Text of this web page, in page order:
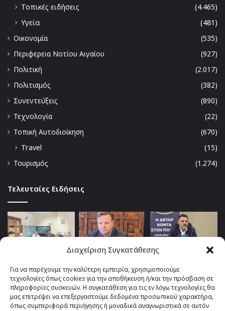
Διαχείριση Συγκατάθεσης
Για να παρέχουμε την καλύτερη εμπειρία, χρησιμοποιούμε
τεχνολογίες όπως cookies για την αποθήκευση ή/και την πρόσβαση σε
πληροφορίες συσκευών. Η συγκατάθεση για τις εν λόγω τεχνολογίες θα
μας επιτρέψει να επεξεργαστούμε δεδομένα προσωπικού χαρακτήρα,
όπως συμπεριφορά περιήγησης ή μοναδικά αναγνωριστικά σε αυτόν
Τοπικές ειδήσεις
(4.465)
Υγεία
(481)
Οικονομία
(535)
Περιφερεια Νοτίου Αιγαίου
(927)
Πολιτική
(2.017)
Πολιτισμός
(382)
Συνεντεύξεις
(890)
Τεχνολογία
(22)
Τοπική Αυτοδιοίκηση
(670)
Travel
(15)
Τουρισμός
(1.274)
Τελευταίες Ειδήσεις